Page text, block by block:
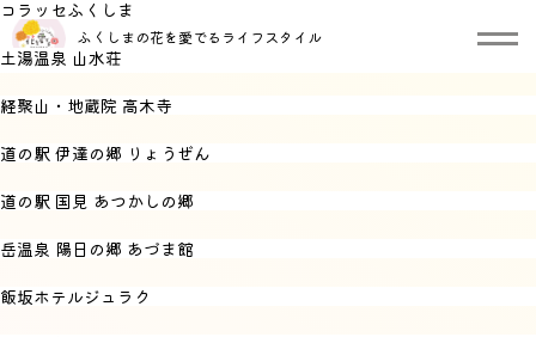
ふくしまの花を愛でるライフスタイル
エリア:県北
コラッセふくしま
土湯温泉 山水荘
経聚山・地蔵院 高木寺
道の駅 伊達の郷 りょうぜん
道の駅 国見 あつかしの郷
岳温泉 陽日の郷 あづま館
飯坂ホテルジュラク